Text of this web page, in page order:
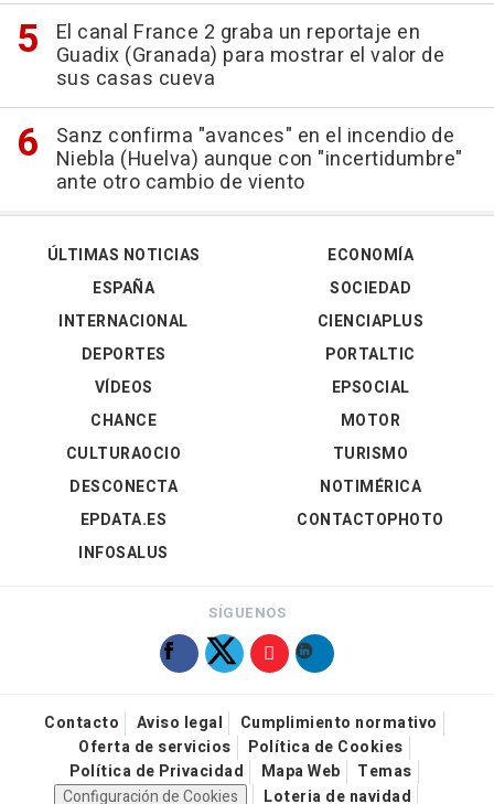
El canal France 2 graba un reportaje en
Guadix (Granada) para mostrar el valor de
sus casas cueva
Sanz confirma "avances" en el incendio de
Niebla (Huelva) aunque con "incertidumbre"
ante otro cambio de viento
ÚLTIMAS NOTICIAS
ESPAÑA
INTERNACIONAL
DEPORTES
VÍDEOS
ECONOMÍA
SOCIEDAD
CIENCIAPLUS
PORTALTIC
EPSOCIAL
CHANCE
CULTURAOCIO
DESCONECTA
EPDATA.ES
INFOSALUS
MOTOR
TURISMO
NOTIMÉRICA
CONTACTOPHOTO
SÍGUENOS
Contacto Aviso legal
Cumplimiento normativo
Oferta de servicios
Política de Cookies
Política de Privacidad
Mapa Web
Temas
Configuración de Cookies
Loteria de navidad